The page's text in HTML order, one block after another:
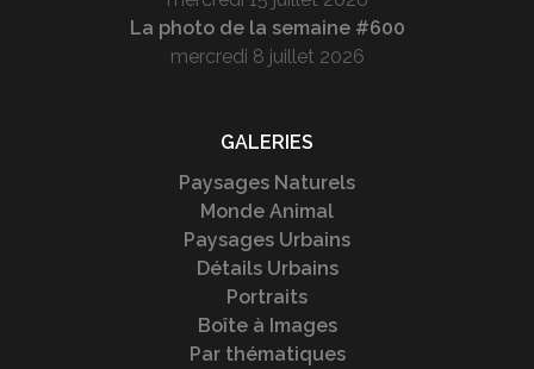
La photo de la semaine #600
mercredi 8 juillet 2026
GALERIES
Paysages Naturels
Monde Animal
Paysages Urbains
Détails Urbains
Portraits
Boîte à Images
Par thématiques